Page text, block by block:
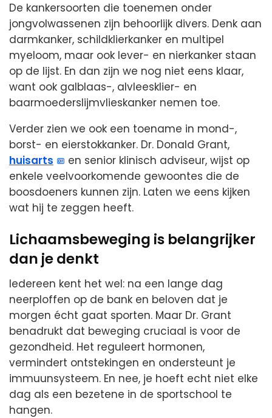
De kankersoorten die toenemen onder
jongvolwassenen zijn behoorlijk divers. Denk aan
darmkanker, schildklierkanker en multipel
myeloom, maar ook lever- en nierkanker staan
op de lijst. En dan zijn we nog niet eens klaar,
want ook galblaas-, alvleesklier- en
baarmoederslijmvlieskanker nemen toe.
Verder zien we ook een toename in mond-,
borst- en eierstokkanker. Dr. Donald Grant,
huisarts
en senior klinisch adviseur, wijst op
enkele veelvoorkomende gewoontes die de
boosdoeners kunnen zijn. Laten we eens kijken
wat hij te zeggen heeft.
Lichaamsbeweging is belangrijker
dan je denkt
Iedereen kent het wel: na een lange dag
neerploffen op de bank en beloven dat je
morgen écht gaat sporten. Maar Dr. Grant
benadrukt dat beweging cruciaal is voor de
gezondheid. Het reguleert hormonen,
vermindert ontstekingen en ondersteunt je
immuunsysteem. En nee, je hoeft echt niet elke
dag als een bezetene in de sportschool te
hangen.